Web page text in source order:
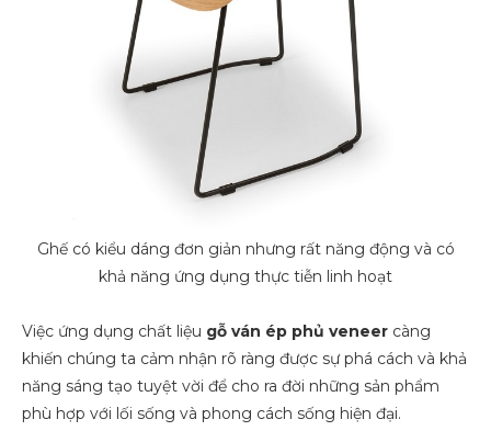
Ghế có kiểu dáng đơn giản nhưng rất năng động và có
khả năng ứng dụng thực tiễn linh hoạt
Việc ứng dụng chất liệu gỗ ván ép phủ veneer càng
khiến chúng ta cảm nhận rõ ràng được sự phá cách và khả
năng sáng tạo tuyệt vời để cho ra đời những sản phẩm
phù hợp với lối sống và phong cách sống hiện đại.